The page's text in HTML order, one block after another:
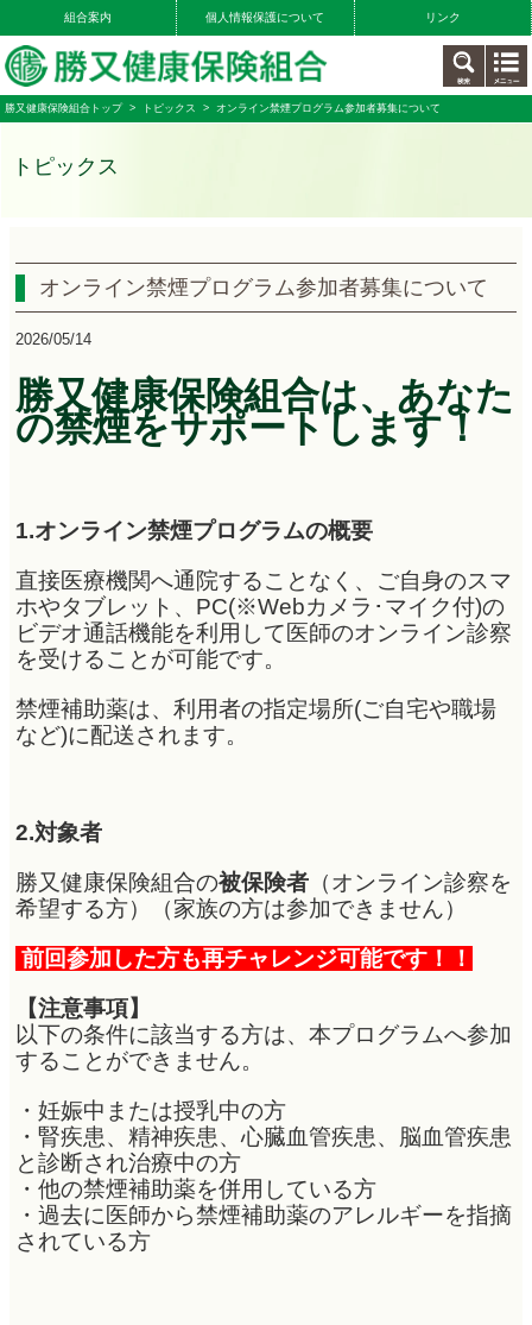
組合案内 個人情報保護について リンク
勝又健康保険組合トップ> トピックス > オンライン禁煙プログラム参加者募集について
トピックス
オンライン禁煙プログラム参加者募集について
2026/05/14
勝又健康保険組合は、あなた
の禁煙をサポートします！
1.オンライン禁煙プログラムの概要
直接医療機関へ通院することなく、ご自身のスマ
ホやタブレット、PC(※Webカメラ･マイク付)の
ビデオ通話機能を利用して医師のオンライン診察
を受けることが可能です。
禁煙補助薬は、利用者の指定場所(ご自宅や職場
など)に配送されます。
2.対象者
勝又健康保険組合の被保険者 （オンライン診察を
希望する方）（家族の方は参加できません）
前回参加した方も再チャレンジ可能です！！
【注意事項】
以下の条件に該当する方は、本プログラムへ参加
することができません。
・妊娠中または授乳中の方
・腎疾患、精神疾患、心臓血管疾患、脳血管疾患
と診断され治療中の方
・他の禁煙補助薬を併用している方
・過去に医師から禁煙補助薬のアレルギーを指摘
されている方